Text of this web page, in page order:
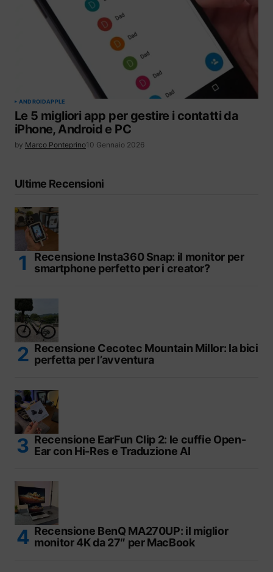
ANDROIDAPPLE
Le 5 migliori app per gestire i contatti da
iPhone, Android e PC
by Marco Ponteprino10 Gennaio 2026
Ultime Recensioni
Recensione Insta360 Snap: il monitor per
smartphone perfetto per i creator?
Recensione Cecotec Mountain Millor: la bici
perfetta per l’avventura
Recensione EarFun Clip 2: le cuffie Open-
Ear con Hi-Res e Traduzione AI
Recensione BenQ MA270UP: il miglior
monitor 4K da 27″ per MacBook